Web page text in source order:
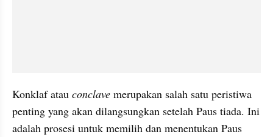
Konklaf atau conclave merupakan salah satu peristiwa
penting yang akan dilangsungkan setelah Paus tiada. Ini
adalah prosesi untuk memilih dan menentukan Paus